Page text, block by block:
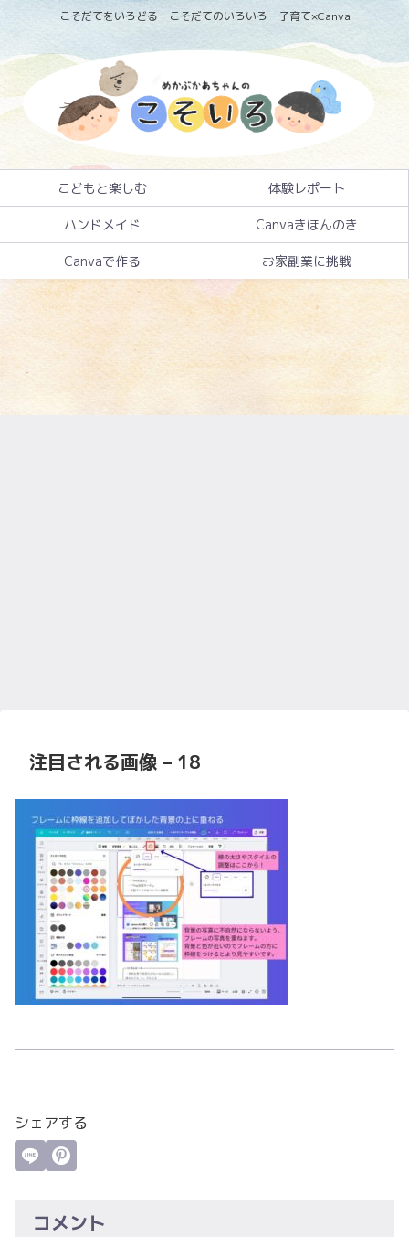
こそだてをいろどる こそだてのいろいろ 子育て×Canva
こどもと楽しむ 体験レポート
ハンドメイド Canvaきほんのき
Canvaで作る お家副業に挑戦
注目される画像 – 18
シェアする
コメント